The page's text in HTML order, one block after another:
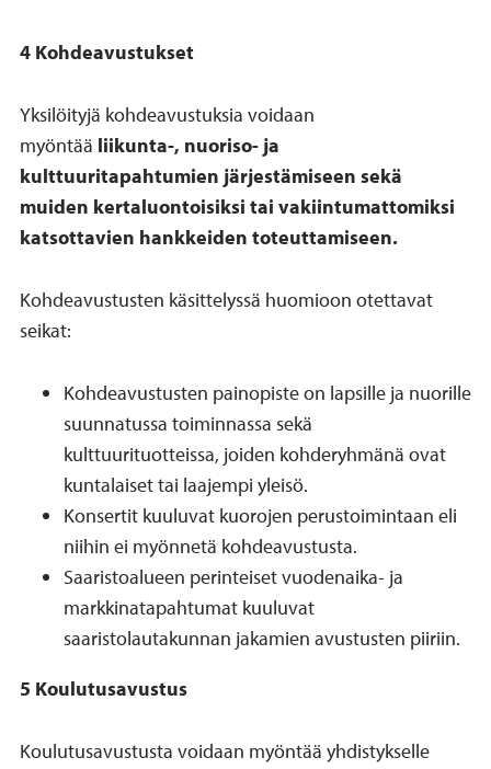
4 Kohdeavustukset
Yksilöityjä kohdeavustuksia voidaan
myöntää liikunta-, nuoriso- ja
kulttuuritapahtumien järjestämiseen sekä
muiden kertaluontoisiksi tai vakiintumattomiksi
katsottavien hankkeiden toteuttamiseen.
Kohdeavustusten käsittelyssä huomioon otettavat
seikat:
Kohdeavustusten painopiste on lapsille ja nuorille
suunnatussa toiminnassa sekä
kulttuurituotteissa, joiden kohderyhmänä ovat
kuntalaiset tai laajempi yleisö.
Konsertit kuuluvat kuorojen perustoimintaan eli
niihin ei myönnetä kohdeavustusta.
Saaristoalueen perinteiset vuodenaika- ja
markkinatapahtumat kuuluvat
saaristolautakunnan jakamien avustusten piiriin.
5 Koulutusavustus
Koulutusavustusta voidaan myöntää yhdistykselle